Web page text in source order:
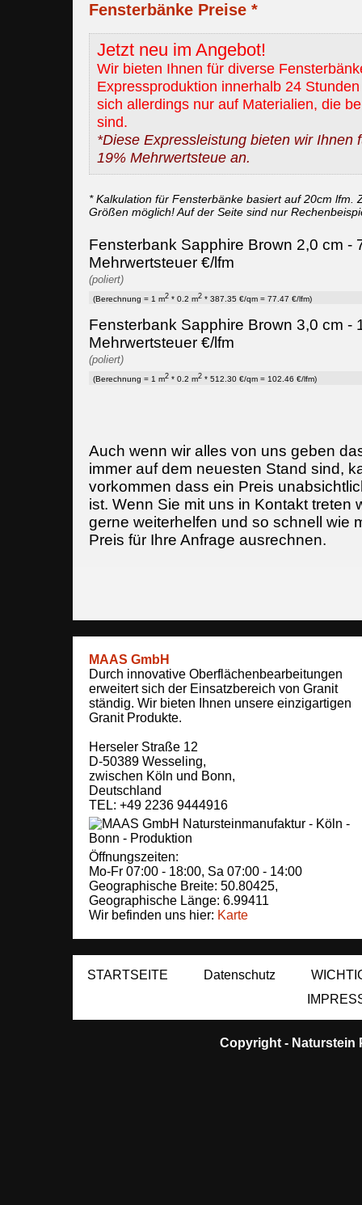
Fensterbänke Preise *
Jetzt neu im Angebot!
Wir bieten Ihnen für diverse
Expressproduktion innerhalb 24
sich allerdings nur auf Materialien, die
sind.
*Diese Expressleistung bieten wir Ihnen
19% Mehrwertsteue an.
* Kalkulation für Fensterbänke basiert auf 20cm lfm.
Größen möglich! Auf der Seite sind nur
Fensterbank Sapphire Brown 2,0 cm -
Mehrwertsteuer €/lfm
(poliert)
(Berechnung = 1 m2 * 0.2 m2 * 387.35 €/qm = 77.47 €/lfm)
Fensterbank Sapphire Brown 3,0 cm -
Mehrwertsteuer €/lfm
(poliert)
(Berechnung = 1 m2 * 0.2 m2 * 512.30 €/qm = 102.46 €/lfm)
Auch wenn wir alles von uns geben
immer auf dem neuesten Stand sind,
vorkommen dass ein Preis
ist. Wenn Sie mit uns in Kontakt treten
gerne weiterhelfen und so schnell wie
Preis für Ihre Anfrage ausrechnen.
MAAS GmbH
Durch innovative Oberflächenbearbeitungen
erweitert sich der Einsatzbereich von Granit
ständig. Wir bieten Ihnen unsere einzigartigen
Granit Produkte.
Herseler Straße 12
D-50389 Wesseling,
zwischen Köln und Bonn,
Deutschland
TEL: +49 2236 9444916
Öffnungszeiten:
Mo-Fr 07:00 - 18:00, Sa 07:00 - 14:00
Geographische Breite: 50.80425,
Geographische Länge: 6.99411
Wir befinden uns hier: Karte
STARTSEITE Datenschutz
Copyright - Naturstein